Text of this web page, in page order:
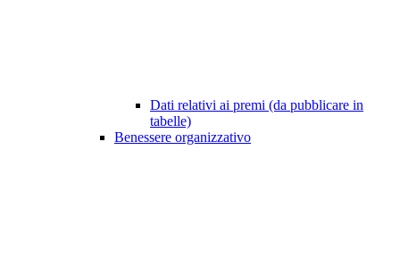
Dati relativi ai premi (da pubblicare in
tabelle)
Benessere organizzativo